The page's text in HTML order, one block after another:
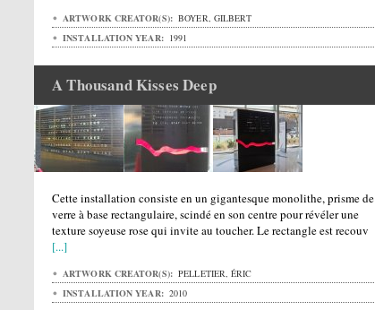
ARTWORK CREATOR(S): BOYER, GILBERT
INSTALLATION YEAR: 1991
A Thousand Kisses Deep
Cette installation consiste en un gigantesque monolithe, prisme de
verre à base rectangulaire, scindé en son centre pour révéler une
texture soyeuse rose qui invite au toucher. Le rectangle est recouv
[...]
ARTWORK CREATOR(S): PELLETIER, ÉRIC
INSTALLATION YEAR: 2010